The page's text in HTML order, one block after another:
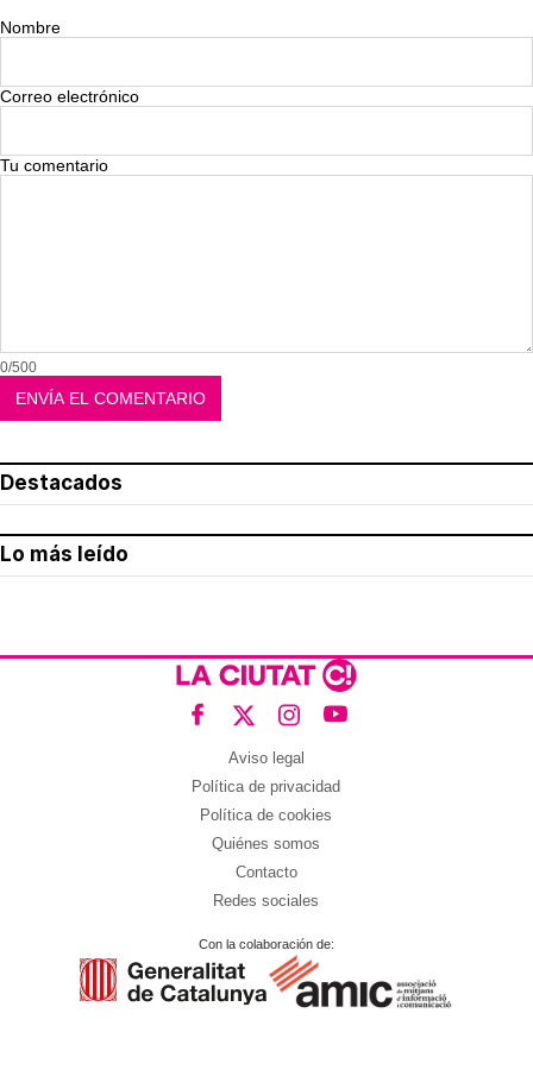
Nombre
Correo electrónico
Tu comentario
0/500
Destacados
Lo más leído
Aviso legal
Política de privacidad
Política de cookies
Quiénes somos
Contacto
Redes sociales
Con la colaboración de: